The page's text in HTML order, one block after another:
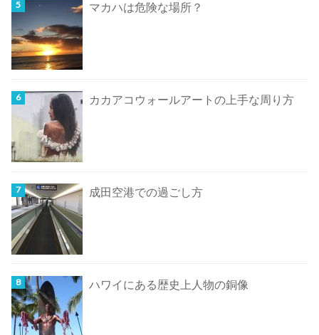
マカハは危険な場所？
カカアコウォールアートの上手な周り方
成田空港での過ごし方
ハワイにある歴史上人物の銅像